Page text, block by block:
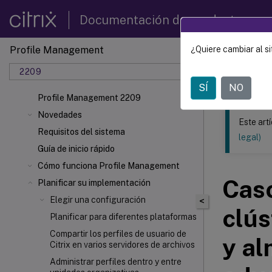
Documentación de productos
Profile Management
2209
Profile Management 2209
Novedades
Requisitos del sistema
Guía de inicio rápido
Cómo funciona Profile Management
Planificar su implementación
Elegir una configuración
Planificar para diferentes plataformas
Compartir los perfiles de usuario de
Citrix en varios servidores de archivos
Administrar perfiles dentro y entre
Este
Profile
<
Este
legal)
y
¿Quiere cambiar al
SÍ NO